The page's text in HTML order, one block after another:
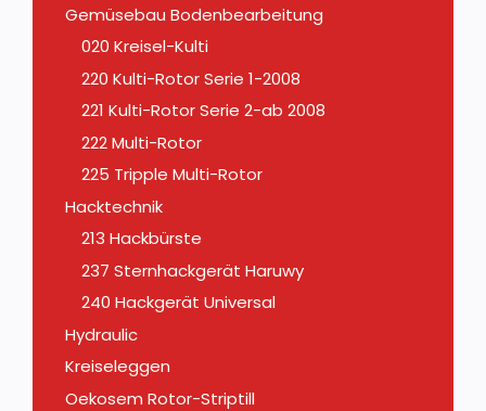
Gemüsebau Bodenbearbeitung
020 Kreisel-Kulti
220 Kulti-Rotor Serie 1-2008
221 Kulti-Rotor Serie 2-ab 2008
222 Multi-Rotor
225 Tripple Multi-Rotor
Hacktechnik
213 Hackbürste
237 Sternhackgerät Haruwy
240 Hackgerät Universal
Hydraulic
Kreiseleggen
Oekosem Rotor-Striptill